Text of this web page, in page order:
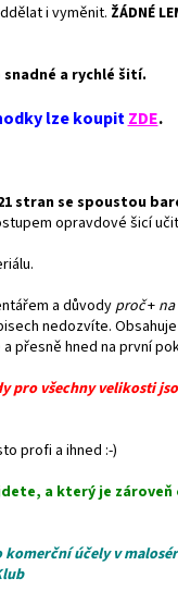
i vyměnit. ŽÁDNÉ
snadné a rychlé šití.
lze koupit ZDE.
stran se spoustou
opravdové šicí
a důvody proč+
nedozvíte.
přesně hned na první
pro všechny velikosti
profi a ihned :-)
a který je
účely v